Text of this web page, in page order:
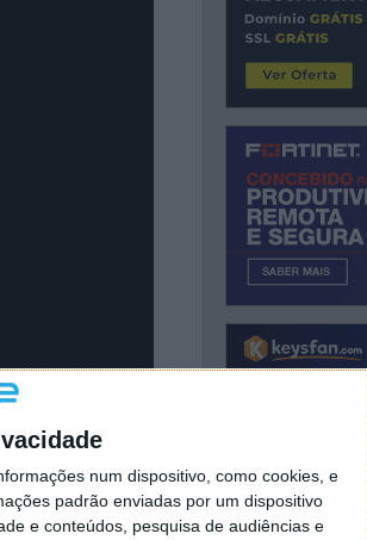
num dispositivo, como cookies, e
padrão enviadas por um dispositivo
e conteúdos, pesquisa de audiências e
mercado